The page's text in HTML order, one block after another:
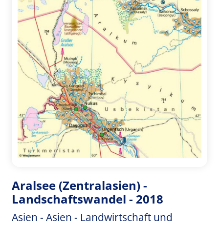
Aralsee (Zentralasien) -
Landschaftswandel - 2018
Asien - Asien - Landwirtschaft und